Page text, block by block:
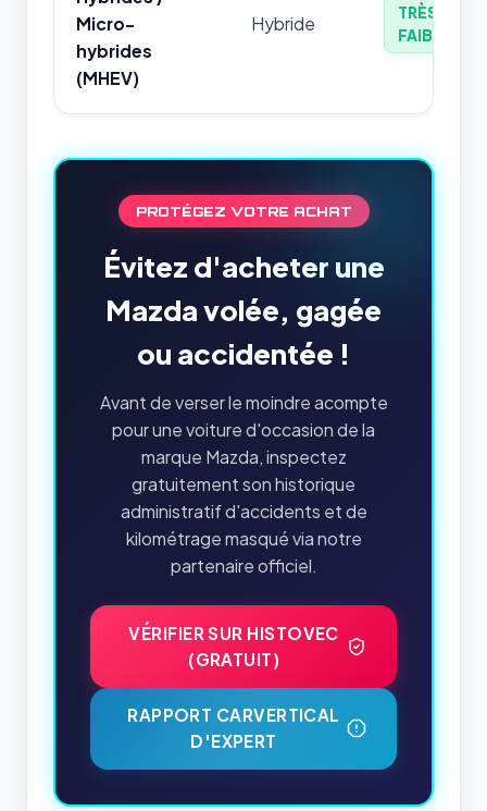
Micro-
hybrides
(MHEV)
Hybride
TRÈS
FAIBLE
PROTÉGEZ VOTRE ACHAT
Évitez d'acheter une
Mazda volée, gagée
ou accidentée !
Avant de verser le moindre acompte
pour une voiture d'occasion de la
marque Mazda, inspectez
gratuitement son historique
administratif d'accidents et de
kilométrage masqué via notre
partenaire officiel.
VÉRIFIER SUR HISTOVEC
(GRATUIT)
RAPPORT CARVERTICAL
D'EXPERT